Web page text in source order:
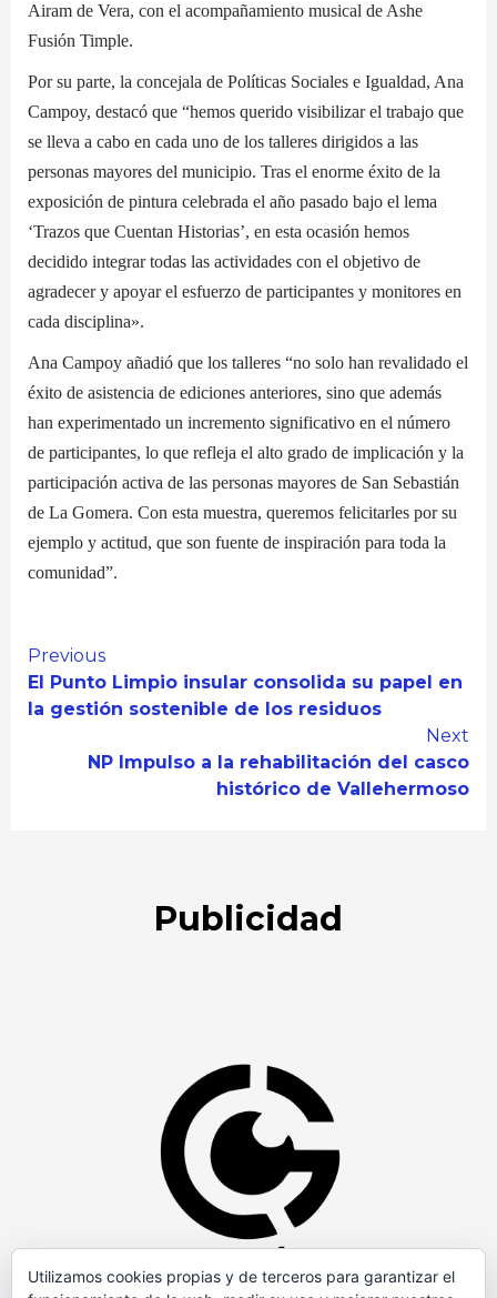
Airam de Vera, con el acompañamiento musical de Ashe
Fusión Timple.
Por su parte, la concejala de Políticas Sociales e Igualdad, Ana
Campoy, destacó que “hemos querido visibilizar el trabajo que
se lleva a cabo en cada uno de los talleres dirigidos a las
personas mayores del municipio. Tras el enorme éxito de la
exposición de pintura celebrada el año pasado bajo el lema
‘Trazos que Cuentan Historias’, en esta ocasión hemos
decidido integrar todas las actividades con el objetivo de
agradecer y apoyar el esfuerzo de participantes y monitores en
cada disciplina».
Ana Campoy añadió que los talleres “no solo han revalidado el
éxito de asistencia de ediciones anteriores, sino que además
han experimentado un incremento significativo en el número
de participantes, lo que refleja el alto grado de implicación y la
participación activa de las personas mayores de San Sebastián
de La Gomera. Con esta muestra, queremos felicitarles por su
ejemplo y actitud, que son fuente de inspiración para toda la
comunidad”.
Continue
Reading
Previous
El Punto Limpio insular consolida su papel en
la gestión sostenible de los residuos
Next
NP Impulso a la rehabilitación del casco
histórico de Vallehermoso
Publicidad
Utilizamos cookies propias y de terceros para garantizar el